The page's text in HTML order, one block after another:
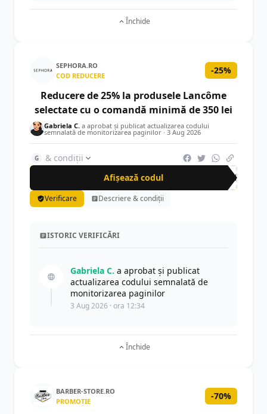
Închide
SEPHORA.RO
COD REDUCERE
-25%
Reducere de 25% la produsele Lancôme
selectate cu o comandă minimă de 350 lei
Gabriela C. a aprobat și publicat actualizarea codului
semnalată de monitorizarea paginilor · 3 Aug 2026
G
& condiții
Afișează codul
LAN
Verificare Descriere & condiții
ISTORIC VERIFICĂRI
Gabriela C. a aprobat și publicat
actualizarea codului semnalată de
monitorizarea paginilor
3 Aug 2026 · ora 12:34
Închide
BARBER-STORE.RO
PROMOȚIE
-70%